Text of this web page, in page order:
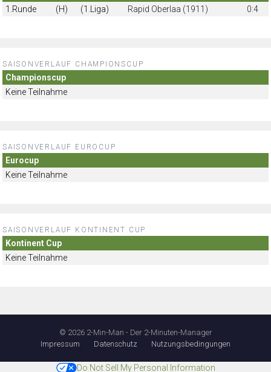
1.Runde
(H) (1.Liga) Rapid Oberlaa (1911) 0:4
SAISONVERLAUF CHAMPIONSCUP
Championscup
Keine Teilnahme
SAISONVERLAUF EUROCUP
Eurocup
Keine Teilnahme
SAISONVERLAUF KONTINENT CUP
Kontinent Cup
Keine Teilnahme
© 2026 2-Min-Man - Der 2-Minuten-Manager
Impressum
Datenschutz Nutzungsbedingungen
Do Not Sell My Personal Information